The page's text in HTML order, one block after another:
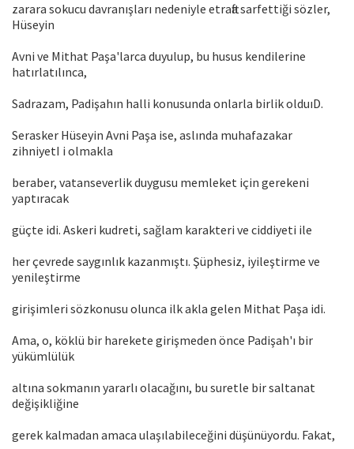
zarara sokucu davranışları nedeniyle etrafta sarfettiği sözler,
Hüseyin
Avni ve Mithat Paşa'larca duyulup, bu husus kendilerine
hatırlatılınca,
Sadrazam, Padişahın halli konusunda onlarla birlik olduıD.
Serasker Hüseyin Avni Paşa ise, aslında muhafazakar
zihniyetI i olmakla
beraber, vatanseverlik duygusu memleket için gerekeni
yaptıracak
güçte idi. Askeri kudreti, sağlam karakteri ve ciddiyeti ile
her çevrede saygınlık kazanmıştı. Şüphesiz, iyileştirme ve
yenileştirme
girişimleri sözkonusu olunca ilk akla gelen Mithat Paşa idi.
Ama, o, köklü bir harekete girişmeden önce Padişah'ı bir
yükümlülük
altına sokmanın yararlı olacağını, bu suretle bir saltanat
değişikliğine
gerek kalmadan amaca ulaşılabileceğini düşünüyordu. Fakat,